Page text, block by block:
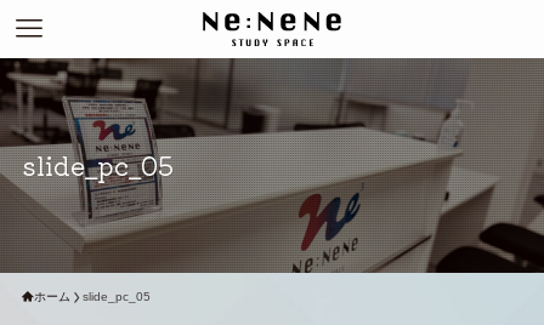
slide_pc_05
ホーム slide_pc_05